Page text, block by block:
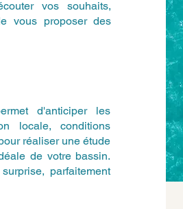
vos souhaits,
vous proposer des
d'anticiper les
locale, conditions
réaliser une étude
de votre bassin.
parfaitement